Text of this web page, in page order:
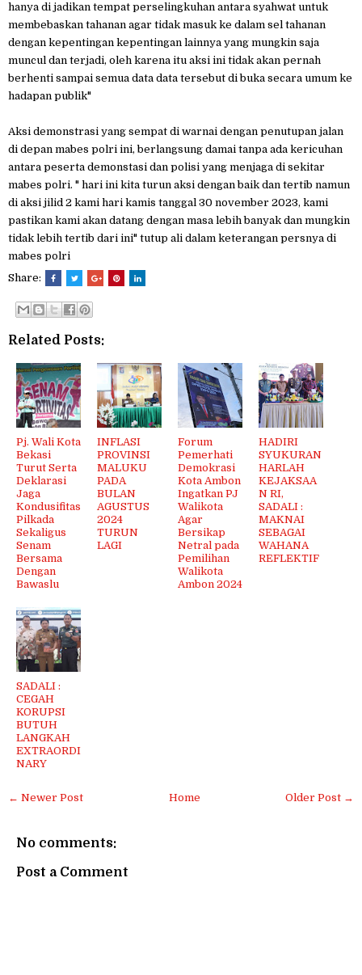
hanya di jadikan tempat perselingkuhan antara syahwat untuk
membebaskan tahanan agar tidak masuk ke dalam sel tahanan
dengan kepentingan kepentingan lainnya yang mungkin saja
muncul dan terjadi, oleh karena itu aksi ini tidak akan pernah
berhenti sampai semua data data tersebut di buka secara umum ke
hadapan publik"
Aksi demonstrasi yang sempat di warnai dengan penutupan jalan
di depan mabes polri ini, berlangsung damai tanpa ada kericuhan
antara peserta demonstasi dan polisi yang menjaga di sekitar
mabes polri. " hari ini kita turun aksi dengan baik dan tertib namun
di aksi jilid 2 kami hari kamis tanggal 30 november 2023, kami
pastikan kami akan datang dengan masa lebih banyak dan mungkin
tidak lebih tertib dari ini" tutup ali dalam keterangan persnya di
mabes polri
Share:
Related Posts:
Pj. Wali Kota
Bekasi
Turut Serta
Deklarasi
Jaga
Kondusifitas
Pilkada
Sekaligus
Senam
Bersama
Dengan
Bawaslu
INFLASI
PROVINSI
MALUKU
PADA
BULAN
AGUSTUS
2024
TURUN
LAGI
Forum
Pemerhati
Demokrasi
Kota Ambon
Ingatkan PJ
Walikota
Agar
Bersikap
Netral pada
Pemilihan
Walikota
Ambon 2024
HADIRI
SYUKURAN
HARLAH
KEJAKSAA
N RI,
SADALI :
MAKNAI
SEBAGAI
WAHANA
REFLEKTIF
SADALI :
CEGAH
KORUPSI
BUTUH
LANGKAH
EXTRAORDI
NARY
← Newer Post Older Post →
Home
No comments:
Post a Comment